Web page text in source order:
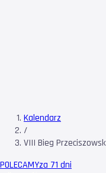
Kalendarz
/
VIII Bieg
POLECAMYza 71 dni